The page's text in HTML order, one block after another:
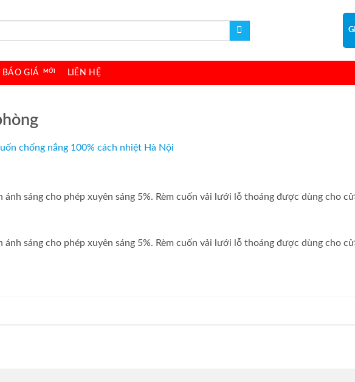
BÁO GIÁ LIÊN HỆ
chống nắng 100% cách nhiệt Hà Nội
sáng cho phép xuyên sáng 5%. Rèm cuốn vải lưới lỗ thoáng được dùng cho
ánh sáng cho phép xuyên sáng 5%. Rèm cuốn vải lưới lỗ thoáng được dùng cho